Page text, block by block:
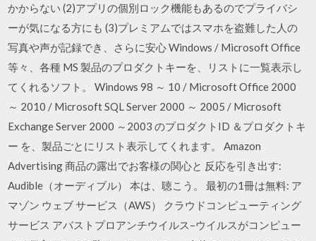
かからない (2)アプリの個別ロック機能もあるのでプライバシ
ーが気になる方にも (3)プレミアムではスマホを盗難した人の
写真や声が記録でき、さらに安心 Windows / Microsoft Office
等々、各種 MS 製品のプロダクトキーを、リストに一覧表示し
てくれるソフト。 Windows 98 ～ 10 / Microsoft Office 2000
～ 2010 / Microsoft SQL Server 2000 ～ 2005 / Microsoft
Exchange Server 2000 ～2003 のプロダクトID ＆プロダクトキ
ー を、製品ごとにリスト表示してくれます。 Amazon
Advertising 商品の露出でお客様の関心と 反応を引き出す:
Audible（オーディブル） 本は、聴こう。 最初の1冊は無料: ア
マゾン ウェブ サービス（AWS） クラウドコンピューティング
サービス アバストプロアンチウイルス–ウイルスがコンピュー